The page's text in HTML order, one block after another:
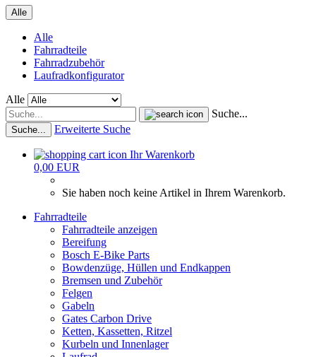
Alle
Alle
Fahrradteile
Fahrradzubehör
Laufradkonfigurator
Alle
Suche...
Suche... Erweiterte Suche
Ihr Warenkorb
0,00 EUR
Sie haben noch keine Artikel in Ihrem Warenkorb.
Fahrradteile
Fahrradteile anzeigen
Bereifung
Bosch E-Bike Parts
Bowdenzüge, Hüllen und Endkappen
Bremsen und Zubehör
Felgen
Gabeln
Gates Carbon Drive
Ketten, Kassetten, Ritzel
Kurbeln und Innenlager